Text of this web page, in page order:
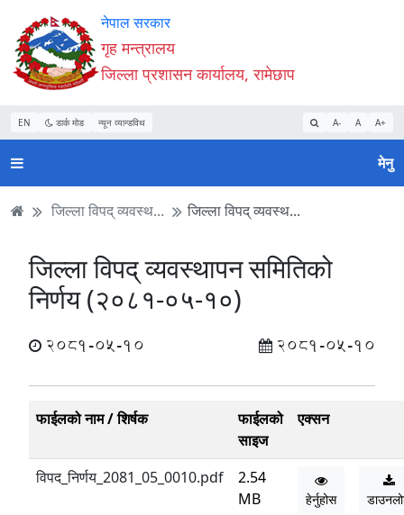
Accessibility
Mode
सुरु
गर्नुहोस्
सामाग्री
पढ्नुहाेस्
नेभिगेसन
पढ्नुहाेस्
वेबसाइट
खोजमा
जानुहोस्
नेपाल सरकार
गृह मन्त्रालय
जिल्ला प्रशासन कार्यालय, रामेछाप
EN डार्क मोड न्यून व्यान्डविथ A- A A+
मेनु
जिल्ला विपद् व्यवस्थ... जिल्ला विपद् व्यवस्थ...
जिल्ला विपद् व्यवस्थापन समितिको
निर्णय (२०८१-०५-१०)
2081-05-10 2081-05-10
फाईलको नाम / शिर्षक
फाईलको
साइज
एक्सन
विपद_निर्णय_2081_05_0010.pdf
2.54
MB
हेर्नुहोस